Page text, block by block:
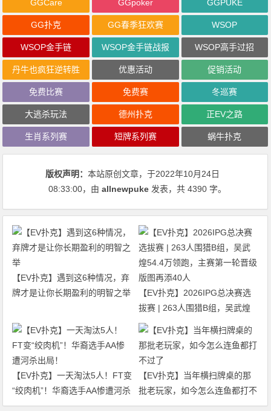
GGCare GGpoker GGPUKE
GG扑克 GG春季狂欢赛 WSOP
WSOP金手链 WSOP金手链战报 WSOP高手过招
丹牛也疯狂逆转胜 优惠活动 促销活动
免费比赛 免费赛 冬巡赛
大逃杀玩法 德州扑克 正EV之路
生肖系列赛 短牌系列赛 蜗牛扑克
版权声明：本站原创文章，于2022年10月24日
08:33:00，由allnewpuke 发表，共 4390 字。
【EV扑克】遇到这6种情况，弃
牌才是让你长期盈利的明智之举
【EV扑克】2026IPG总决赛选
拔赛 | 263人围猎B组，吴武煌
54.4万领跑，主赛第一轮晋级版
图再添40人
【EV扑克】一天淘汰5人！FT变
“绞肉机”！华裔选手AA惨遭河杀
出局！
【EV扑克】当年横扫牌桌的那
批老玩家，如今怎么连鱼都打不
过了